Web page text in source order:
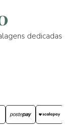
dedicadas